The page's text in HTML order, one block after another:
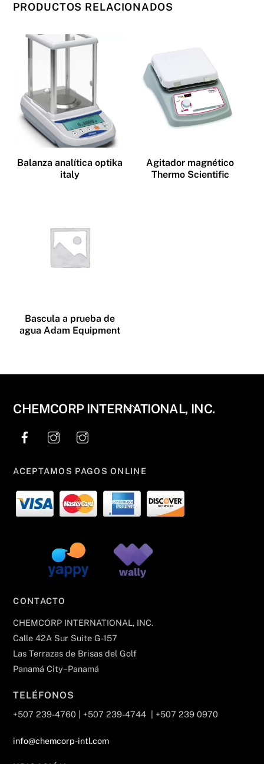
PRODUCTOS RELACIONADOS
Balanza analítica optika
italy
Agitador magnético
Thermo Scientific
Bascula a prueba de
agua Adam Equipment
Back
CHEMCORP INTERNATIONAL, INC.
ACEPTAMOS PAGOS ONLINE
CONTACTO
CHEMCORP INTERNATIONAL, INC.
Calle 42A Sur Suite G-157
Las Terrazas de Brisas del Golf
Panamá City–Panamá
TELÉFONOS
+507 239-4760 | +507 239-4744 | +507 239 0970
info@chemcorp-intl.com